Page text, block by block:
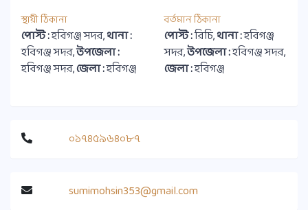
স্থায়ী ঠিকানা
পোস্ট :হবিগঞ্জ সদর,থানা :
হবিগঞ্জ সদর,উপজেলা :
হবিগঞ্জ সদর,জেলা :হবিগঞ্জ
বর্তমান ঠিকানা
পোস্ট :রিচি,থানা :হবিগঞ্জ
সদর,উপজেলা :হবিগঞ্জ সদর,
জেলা :হবিগঞ্জ
০১৭৪৫৯৬৪০৮৭
sumimohsin353@gmail.com